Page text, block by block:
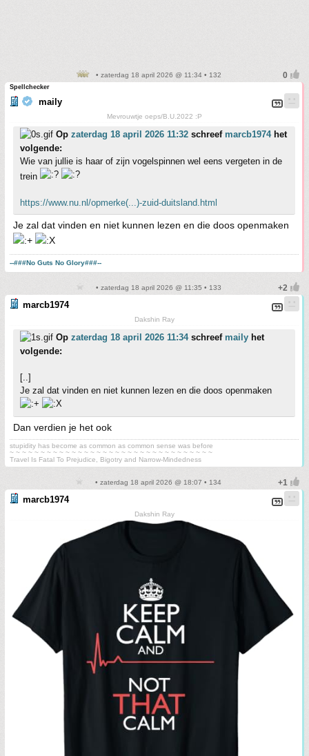
• zaterdag 18 april 2026 @ 11:34 • 132
Spellchecker
maily
Mevrouwtje oeps/B.U.2022 :P
Op zaterdag 18 april 2026 11:32 schreef marcb1974het
volgende:
Wie van jullie is haar of zijn vogelspinnen wel eens vergeten in de
trein
https://www.nu.nl/opmerke(...)-zuid-duitsland.html
Je zal dat vinden en niet kunnen lezen en die doos openmaken
--###No Guts No Glory###--
• zaterdag 18 april 2026 @ 11:35 • 133
marcb1974
Dakshin Ray
Op zaterdag 18 april 2026 11:34schreef maily het
volgende:
[..]
Je zal dat vinden en niet kunnen lezen en die doos openmaken
Dan verdien je het ook
stupidity has become as common as common sense was before
~ ~ ~ ~ ~ ~ ~ ~ ~ ~ ~ ~ ~ ~ ~ ~ ~ ~ ~ ~ ~ ~ ~ ~ ~ ~ ~ ~ ~ ~ ~ ~ ~
Travel Is Fatal To Prejudice, Bigotry and Narrow-Mindedness
• zaterdag 18 april 2026 @ 18:07 • 134
marcb1974
Dakshin Ray